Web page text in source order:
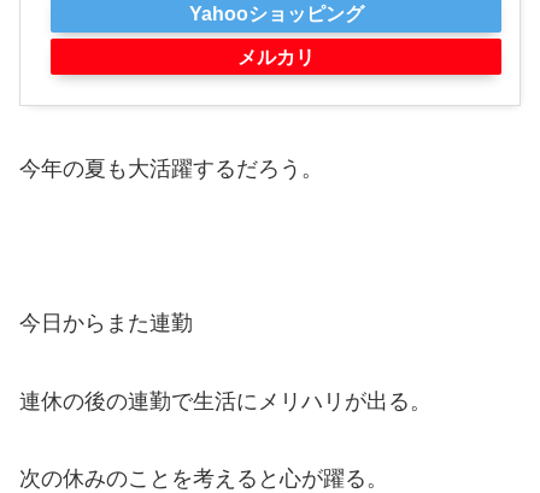
Yahooショッピング
メルカリ
今年の夏も大活躍するだろう。
今日からまた連勤
連休の後の連勤で生活にメリハリが出る。
次の休みのことを考えると心が躍る。